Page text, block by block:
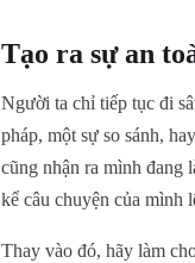
Tạo ra sự an
Người ta chỉ tiếp tục đi
pháp, một sự so sánh,
cũng nhận ra mình đang
kể câu chuyện của mình
Thay vào đó, hãy làm